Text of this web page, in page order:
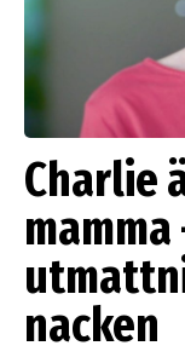
Charlie
mamma
nacken